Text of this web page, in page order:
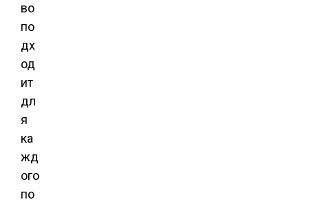
во
по
дх
од
ит
дл
я
ка
жд
ого
по